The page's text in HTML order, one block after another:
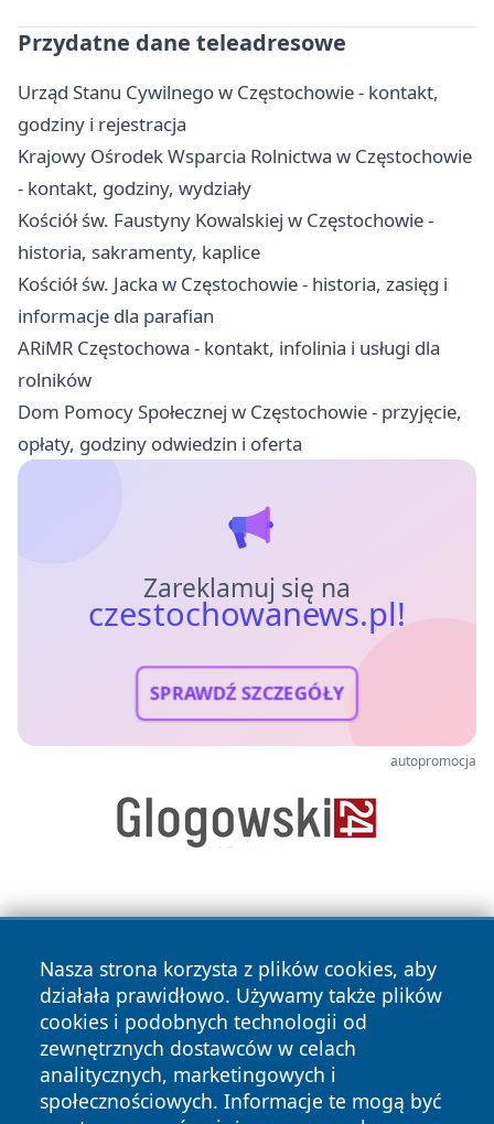
Przydatne dane teleadresowe
Urząd Stanu Cywilnego w Częstochowie - kontakt,
godziny i rejestracja
Krajowy Ośrodek Wsparcia Rolnictwa w Częstochowie
- kontakt, godziny, wydziały
Kościół św. Faustyny Kowalskiej w Częstochowie -
historia, sakramenty, kaplice
Kościół św. Jacka w Częstochowie - historia, zasięg i
informacje dla parafian
ARiMR Częstochowa - kontakt, infolinia i usługi dla
rolników
Dom Pomocy Społecznej w Częstochowie - przyjęcie,
opłaty, godziny odwiedzin i oferta
Zareklamuj się na
czestochowanews.pl!
SPRAWDŹ SZCZEGÓŁY
autopromocja
Nasza strona korzysta z plików cookies, aby
działała prawidłowo. Używamy także plików
cookies i podobnych technologii od
zewnętrznych dostawców w celach
analitycznych, marketingowych i
społecznościowych. Informacje te mogą być
Copyright © 2026 czestochowanews.pl Wszystkie prawa
zastrzeżone.